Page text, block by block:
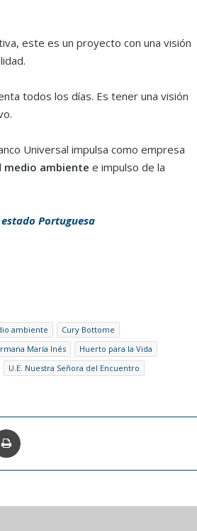
este es un proyecto con una visión
todos los días. Es tener una visión
Universal impulsa como empresa
medio ambiente e impulso de la
Portuguesa
ambiente
Cury Bottome
María Inés
Huerto para la Vida
U.E. Nuestra Señora del Encuentro